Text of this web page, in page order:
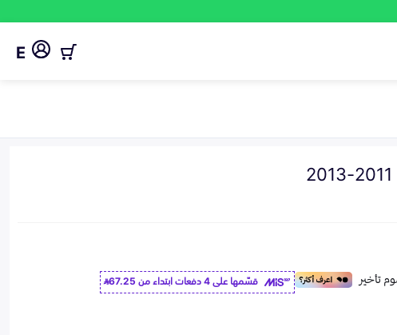
E
قسّمها على 4 دفعات ابتداء من
67.25